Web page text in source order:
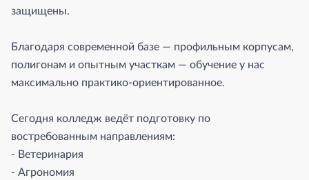
защищены.
Благодаря современной базе — профильным корпусам,
полигонам и опытным участкам — обучение у нас
максимально практико-ориентированное.
Сегодня колледж ведёт подготовку по
востребованным направлениям:
- Ветеринария
- Агрономия